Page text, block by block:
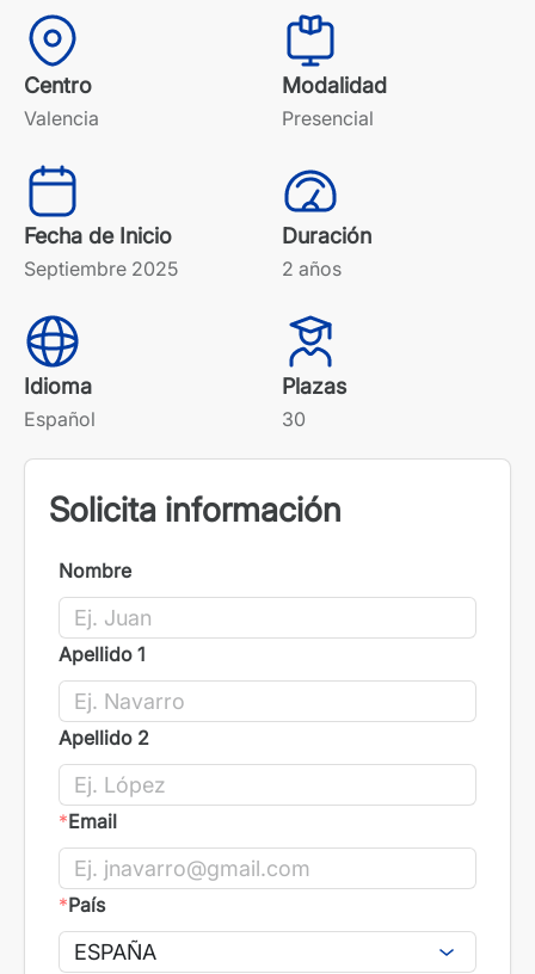
Centro
Valencia
Modalidad
Presencial
Fecha de Inicio
Septiembre 2025
Duración
2 años
Idioma
Español
Plazas
30
Solicita información
Nombre
Apellido 1
Apellido 2
*Email
*País